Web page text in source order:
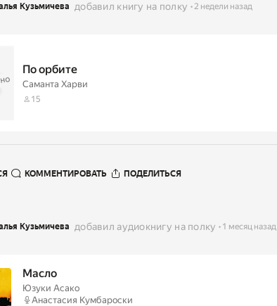
Кузьмичева добавил книгу на полку 2 недели назад
По орбите
Саманта Харви
15
КОММЕНТИРОВАТЬ ПОДЕЛИТЬСЯ
Кузьмичева добавил аудиокнигу на полку 1 месяц назад
Масло
Юзуки Асако
Анастасия Кумбароски